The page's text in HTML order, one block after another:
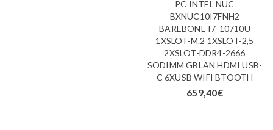
PC INTEL NUC
BXNUC10I7FNH2
BAREBONE I7-10710U
1XSLOT-M.2 1XSLOT-2,5
2XSLOT-DDR4-2666
SODIMM GBLAN HDMI USB-
C 6XUSB WIFI BTOOTH
659,40€